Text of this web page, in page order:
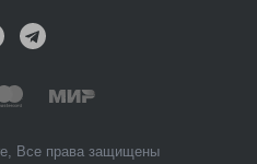
Все права защищены